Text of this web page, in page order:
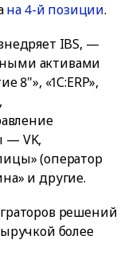
на 4-й позиции.
IBS, —
активами
8"», «1С:ERP»,
— VK,
(оператор
и другие.
решений
более